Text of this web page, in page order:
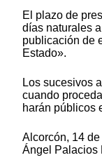
El plazo de
días naturales
publicación de
Estado».
Los sucesivos
cuando
harán públicos
Alcorcón, 14
Ángel Palacios